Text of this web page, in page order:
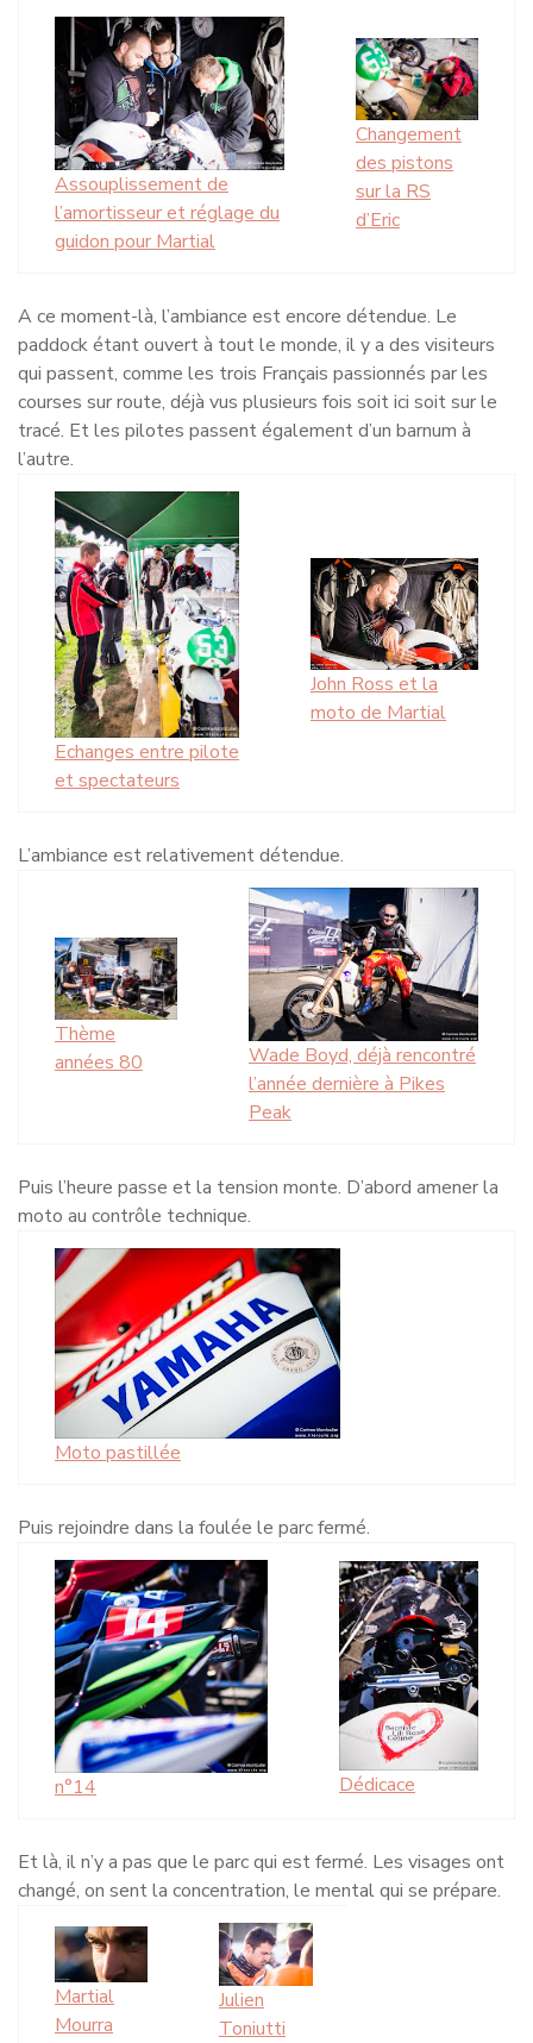
Assouplissement de
l’amortisseur et réglage du
guidon pour Martial
Changement
des pistons
sur la RS
d’Eric
A ce moment-là, l’ambiance est encore détendue. Le
paddock étant ouvert à tout le monde, il y a des visiteurs
qui passent, comme les trois Français passionnés par les
courses sur route, déjà vus plusieurs fois soit ici soit sur le
tracé. Et les pilotes passent également d’un barnum à
l’autre.
Echanges entre pilote
et spectateurs
John Ross et la
moto de Martial
L’ambiance est relativement détendue.
Thème
années 80
Wade Boyd, déjà rencontré
l’année dernière à Pikes
Peak
Puis l’heure passe et la tension monte. D’abord amener la
moto au contrôle technique.
Moto pastillée
Puis rejoindre dans la foulée le parc fermé.
n°14 Dédicace
Et là, il n’y a pas que le parc qui est fermé. Les visages ont
changé, on sent la concentration, le mental qui se prépare.
Martial
Mourra
Julien
Toniutti